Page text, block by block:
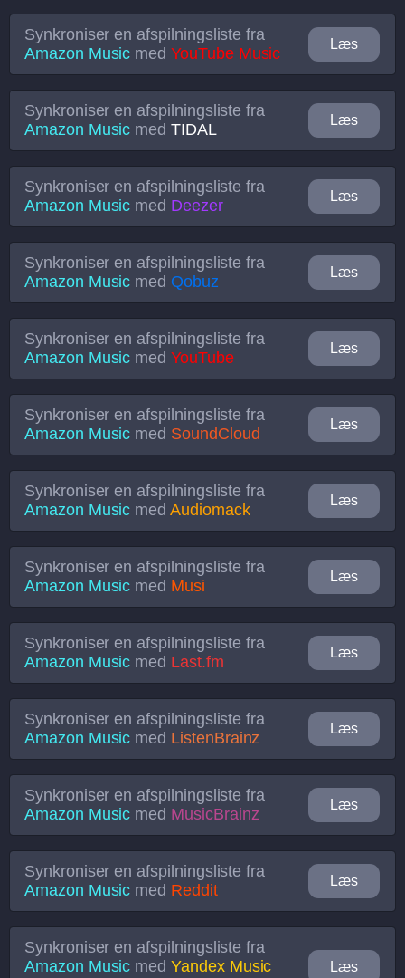
Synkroniser en afspilningsliste fra
Amazon Music medYouTube Music
Læs
Synkroniser en afspilningsliste fra
Amazon Music medTIDAL
Læs
Synkroniser en afspilningsliste fra
Amazon Music med Deezer
Læs
Synkroniser en afspilningsliste fra
Amazon Music med Qobuz
Læs
Synkroniser en afspilningsliste fra
Amazon Music medYouTube
Læs
Synkroniser en afspilningsliste fra
Amazon Music med SoundCloud
Læs
Synkroniser en afspilningsliste fra
Amazon Music medAudiomack
Læs
Synkroniser en afspilningsliste fra
Amazon Music med Musi
Læs
Synkroniser en afspilningsliste fra
Amazon Music med Last.fm
Læs
Synkroniser en afspilningsliste fra
Amazon Music med ListenBrainz
Læs
Synkroniser en afspilningsliste fra
Amazon Music med MusicBrainz
Læs
Synkroniser en afspilningsliste fra
Amazon Music med Reddit
Læs
Synkroniser en afspilningsliste fra
Amazon Music medYandex Music
Læs